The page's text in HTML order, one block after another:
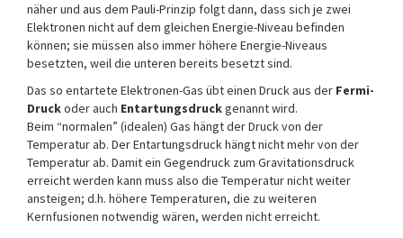
näher und aus dem Pauli-Prinzip folgt dann, dass sich je zwei
Elektronen nicht auf dem gleichen Energie-Niveau befinden
können; sie müssen also immer höhere Energie-Niveaus
besetzten, weil die unteren bereits besetzt sind.
Das so entartete Elektronen-Gas übt einen Druck aus der Fermi-
Druckoder auch Entartungsdruckgenannt wird.
Beim “normalen” (idealen) Gas hängt der Druck von der
Temperatur ab. Der Entartungsdruck hängt nicht mehr von der
Temperatur ab. Damit ein Gegendruck zum Gravitationsdruck
erreicht werden kann muss also die Temperatur nicht weiter
ansteigen; d.h. höhere Temperaturen, die zu weiteren
Kernfusionen notwendig wären, werden nicht erreicht.